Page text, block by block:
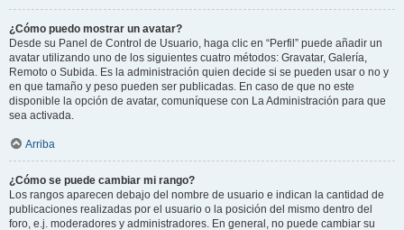
¿Cómo puedo mostrar un avatar?
Desde su Panel de Control de Usuario, haga clic en “Perfil” puede añadir un
avatar utilizando uno de los siguientes cuatro métodos: Gravatar, Galería,
Remoto o Subida. Es la administración quien decide si se pueden usar o no y
en que tamaño y peso pueden ser publicadas. En caso de que no este
disponible la opción de avatar, comuníquese con La Administración para que
sea activada.
Arriba
¿Cómo se puede cambiar mi rango?
Los rangos aparecen debajo del nombre de usuario e indican la cantidad de
publicaciones realizadas por el usuario o la posición del mismo dentro del
foro, e.j. moderadores y administradores. En general, no puede cambiar su